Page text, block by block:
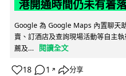
港開通時間仍未有着
Google 為 Google Maps 內置聊天
賣、訂酒店及查詢現場活動等自主
薦及...
閱讀全文
18 1 ↗ 分享